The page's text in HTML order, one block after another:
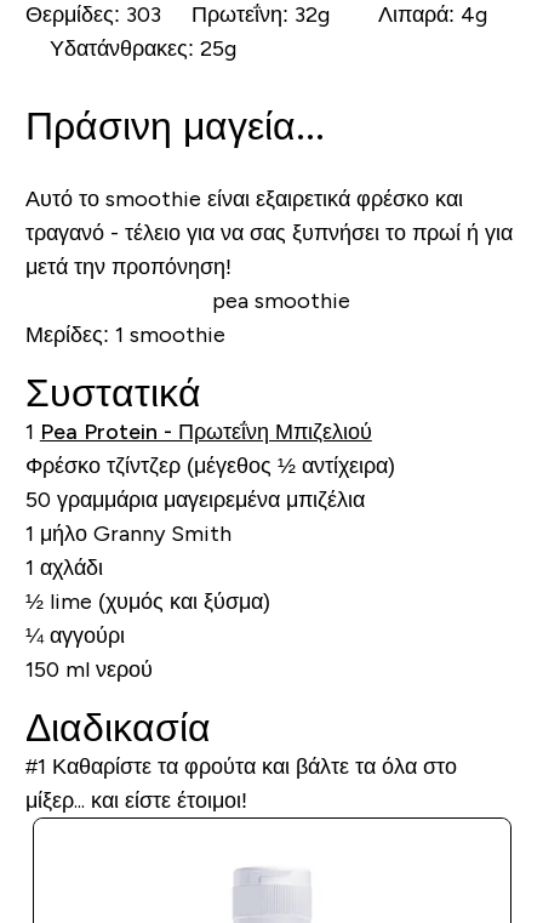
Θερμίδες: 303 Πρωτεΐνη: 32g Λιπαρά: 4g
Υδατάνθρακες: 25g
Πράσινη μαγεία...
Αυτό το smoothie είναι εξαιρετικά φρέσκο και
τραγανό - τέλειο για να σας ξυπνήσει το πρωί ή για
μετά την προπόνηση!
Μερίδες: 1 smoothie
Συστατικά
1 Pea Protein - Πρωτεΐνη Μπιζελιού
Φρέσκο τζίντζερ (μέγεθος ½ αντίχειρα)
50 γραμμάρια μαγειρεμένα μπιζέλια
1 μήλο Granny Smith
1 αχλάδι
½ lime (χυμός και ξύσμα)
¼ αγγούρι
150 ml νερού
Διαδικασία
#1 Καθαρίστε τα φρούτα και βάλτε τα όλα στο
μίξερ... και είστε έτοιμοι!